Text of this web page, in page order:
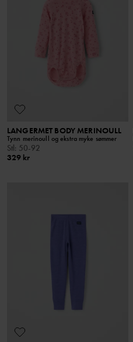
LANGERMET BODY MERINOULL
Tynn merinoull og ekstra myke sømmer
Stl: 50-92
329 kr